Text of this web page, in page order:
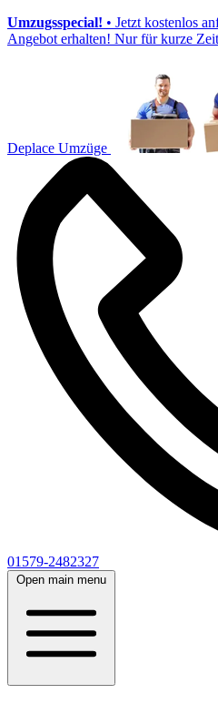
Umzugsspecial! • Jetzt kostenlos
Angebot erhalten! Nur für kurze
Deplace Umzüge
01579-2482327
Open main menu